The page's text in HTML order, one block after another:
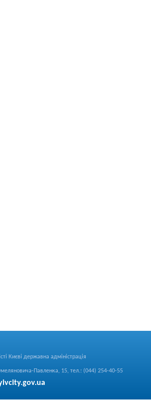
Києві державна адміністрація
Павленка, 15, тел.: (044) 254-40-55